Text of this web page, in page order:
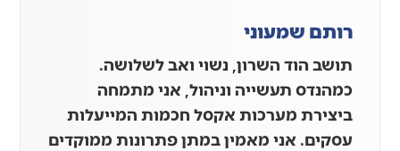
רותם שמעוני
תושב הוד השרון, נשוי ואב לשלושה.
כמהנדס תעשייה וניהול, אני מתמחה
ביצירת מערכות אקסל חכמות המייעלות
עסקים. אני מאמין במתן פתרונות ממוקדים